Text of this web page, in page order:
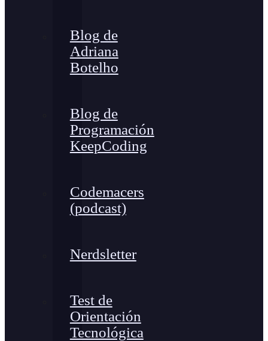
Blog de
Adriana
Botelho
Blog de
Programación
KeepCoding
Codemacers
(podcast)
Nerdsletter
Test de
Orientación
Tecnológica